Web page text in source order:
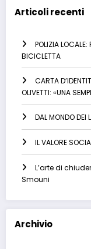
Articoli recenti
POLIZIA LOCALE:
BICICLETTA
CARTA
OLIVETTI: «UNA
DAL MONDO
IL VALORE
L’arte di
Smouni
Archivio